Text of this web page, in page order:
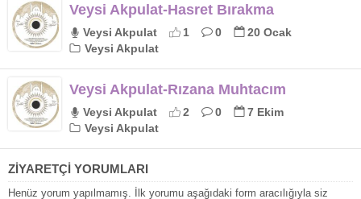
Veysi Akpulat-Hasret Bırakma
Veysi Akpulat 1 0
20 Ocak
Veysi Akpulat
Veysi Akpulat-Rızana Muhtacım
Veysi Akpulat 2 0
7 Ekim
Veysi Akpulat
ZİYARETÇİ YORUMLARI
Henüz yorum yapılmamış. İlk yorumu aşağıdaki form aracılığıyla siz